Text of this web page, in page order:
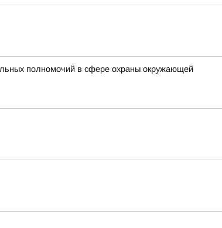
полномочий в сфере охраны окружающей